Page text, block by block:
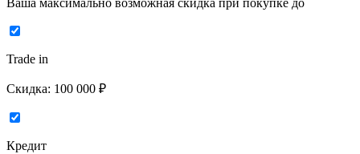
Ваша максимально возможная скидка при покупке до
Trade in
Скидка: 100 000 ₽
Кредит